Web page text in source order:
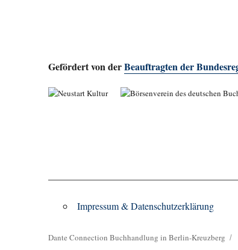
Gefördert von derBeauftragten der
Impressum & Datenschutzerklärung
Dante Connection Buchhandlung in Berlin-Kreuzberg